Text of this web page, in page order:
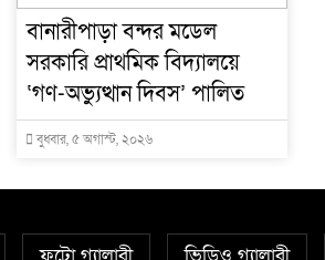
বানারীপাড়া বন্দর মডেল
সরকারি প্রাথমিক বিদ্যালয়ে
‘গণ-অভ্যুত্থান দিবস’ পালিত
বুধবার, ৫ অগাস্ট, ২০২৬